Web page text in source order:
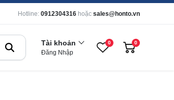
Hotline: 0912304316 hoặc sales@honto.vn
Tài khoản
Đăng Nhập
0 0